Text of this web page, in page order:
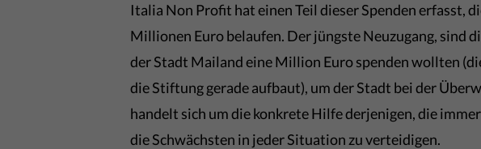
Italia Non Profit hat einen Teil dieser Spenden erfasst,
Millionen Euro belaufen. Der jüngste Neuzugang, sind
der Stadt Mailand eine Million Euro spenden wollten
die Stiftung gerade aufbaut), um der Stadt bei der
handelt sich um die konkrete Hilfe derjenigen, die
die Schwächsten in jeder Situation zu verteidigen.